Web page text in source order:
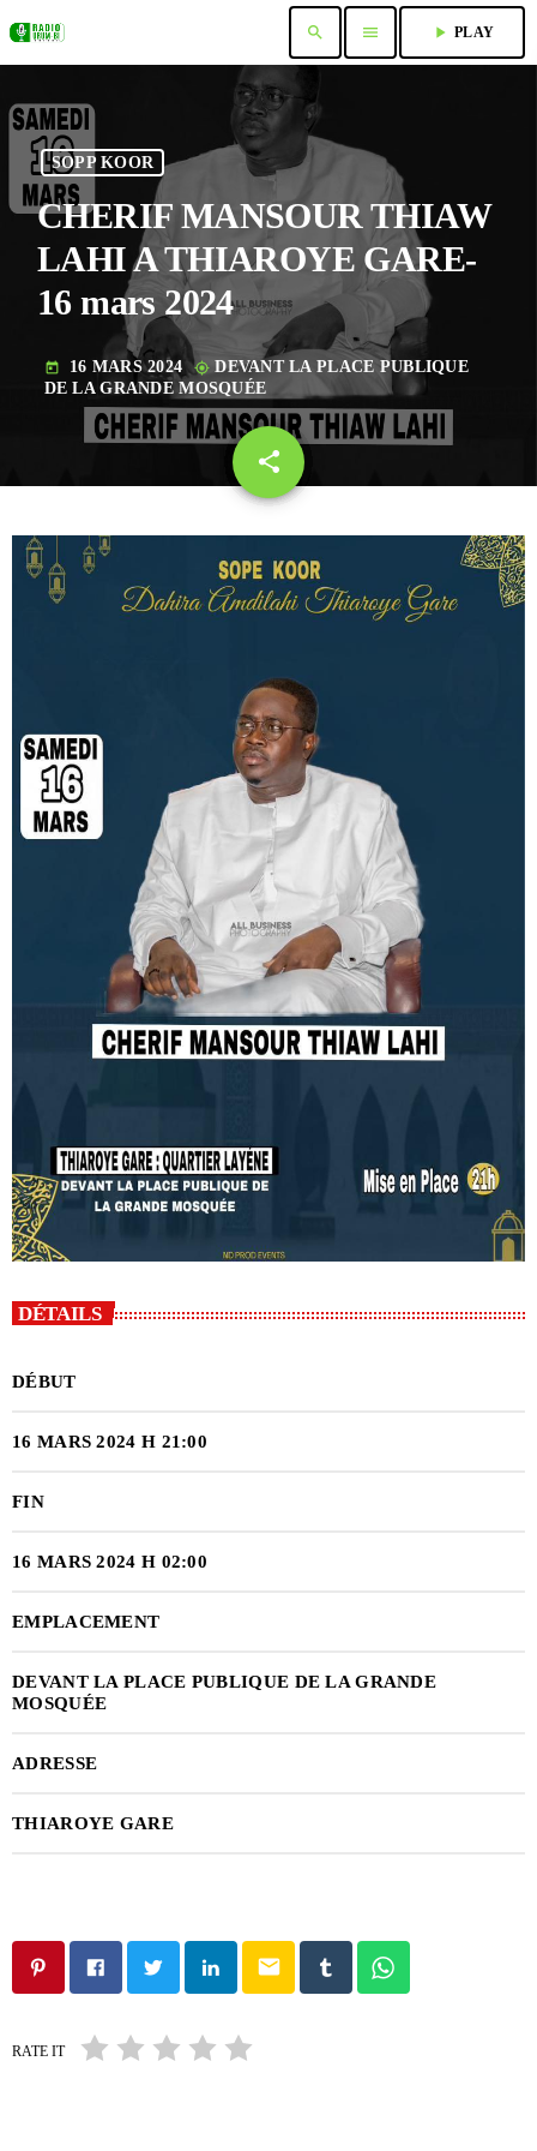
search menu play_arrow PLAY
SOPP KOOR
CHERIF MANSOUR THIAW
LAHI A THIAROYE GARE-
16 mars 2024
today 16 MARS 2024 my_location DEVANT LA PLACE PUBLIQUE
DE LA GRANDE MOSQUÉE
share
email
DÉTAILS
DÉBUT
16 MARS 2024 H 21:00
FIN
16 MARS 2024 H 02:00
EMPLACEMENT
DEVANT LA PLACE PUBLIQUE DE LA GRANDE
MOSQUÉE
ADRESSE
THIAROYE GARE
email
RATE IT